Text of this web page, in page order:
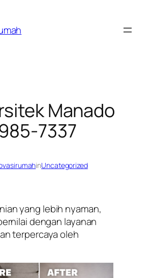
Manado
7337
inUncategorized
yang lebih nyaman,
dengan layanan
terpercaya oleh